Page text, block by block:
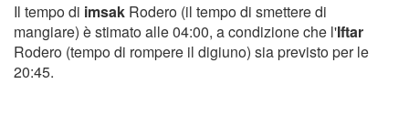
Il tempo di imsak Rodero (il tempo di smettere di
mangiare) è stimato alle 04:00, a condizione che l'Iftar
Rodero (tempo di rompere il digiuno) sia previsto per le
20:45.